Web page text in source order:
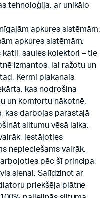
tehnoloģija, ar unikālo
apkures sistēmām.
apkures sistēmām.
saules kolektori – tie
izmantos, lai ražotu un
Kermi plakanais
kas nodrošina
un komfortu nākotnē.
kas darbojas parastajā
siltumu vēsā laika.
iestājoties
nepieciešams vairāk.
pēc šī principa,
sienai. Salīdzinot ar
priekšēja plātne